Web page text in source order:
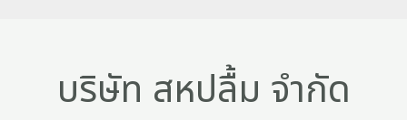
บริษัท สหปลื้ม จำกัด